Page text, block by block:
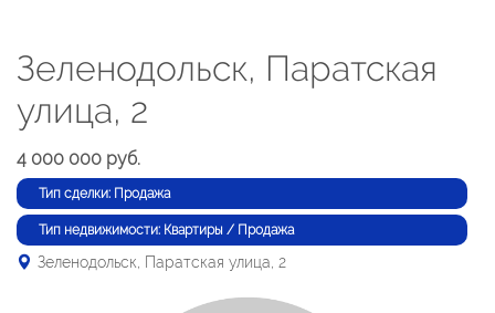
Зеленодольск, Паратская
улица, 2
4 000 000 руб.
Тип сделки: Продажа
Тип недвижимости: Квартиры / Продажа
Зеленодольск, Паратская улица, 2